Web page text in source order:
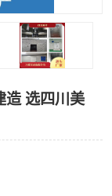
造 选四川美
，小型冻库造价
，宜宾冻库设备